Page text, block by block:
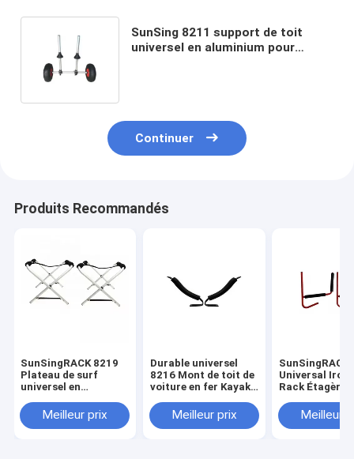
SunSing 8211 support de toit
universel en aluminium pour
Continuer
Produits Recommandés
SunSingRACK 8219
Plateau de surf
universel en
de toit de voiture en
PU solide
Meilleur prix
Durable universel
8216 Mont de toit de
voiture en fer Kayak
de haute
performance 4x4
Meilleur prix
SunSingRACK
Universal Iron
Rack Étagère
pratique
pour 4
Meilleur